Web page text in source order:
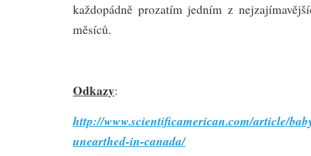
každopádně prozatím jedním z
měsíců.
Odkazy:
http://www.scientificamerican.com/article/
unearthed-in-canada/